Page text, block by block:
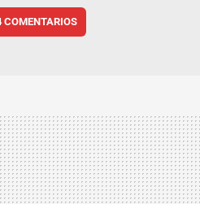
COMENTARIOS